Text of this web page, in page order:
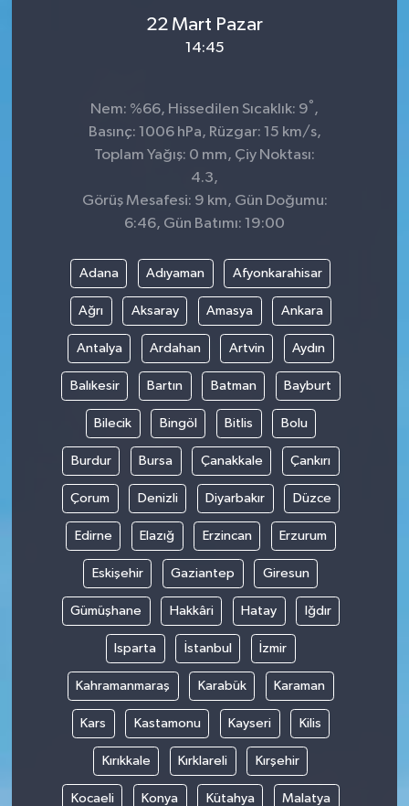
22 Mart Pazar
14:45
Nem: %66, Hissedilen Sıcaklık: 9° ,
Basınç: 1006 hPa, Rüzgar: 15 km/s,
Toplam Yağış: 0 mm, Çiy Noktası:
4.3,
Görüş Mesafesi: 9 km, Gün Doğumu:
6:46, Gün Batımı: 19:00
Adana Adıyaman Afyonkarahisar
Ağrı Aksaray Amasya Ankara
Antalya Ardahan Artvin Aydın
Balıkesir Bartın Batman Bayburt
Bilecik Bingöl Bitlis Bolu
Burdur Bursa Çanakkale Çankırı
Çorum Denizli Diyarbakır Düzce
Edirne Elazığ Erzincan Erzurum
Eskişehir Gaziantep Giresun
Gümüşhane Hakkâri Hatay Iğdır
Isparta İstanbul İzmir
Kahramanmaraş Karabük Karaman
Kars Kastamonu Kayseri Kilis
Kırıkkale Kırklareli Kırşehir
Kocaeli Konya Kütahya Malatya